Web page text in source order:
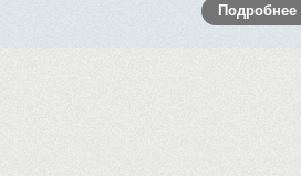
Подробнее